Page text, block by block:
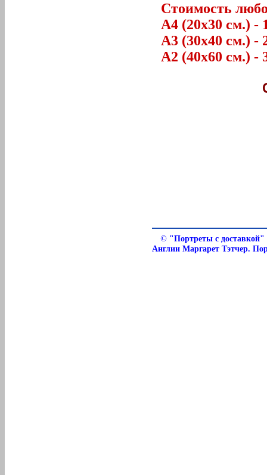
Стоимость
А4 (20х30 см.) -
А3 (30х40 см.) -
А2 (40х60 см.) -
© "Портреты с
Англии Маргарет Тэтчер.